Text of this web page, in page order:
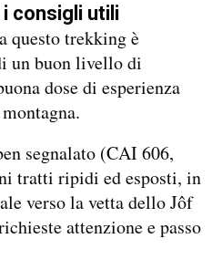
consigli utili
questo trekking è
un buon livello di
dose di esperienza
segnalato (CAI 606,
tratti ripidi ed esposti, in
verso la vetta dello Jôf
attenzione e passo